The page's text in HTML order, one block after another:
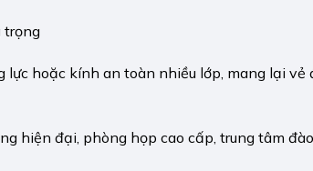
trọng
hoặc kính an toàn nhiều lớp, mang lại
hiện đại, phòng họp cao cấp, trung tâm